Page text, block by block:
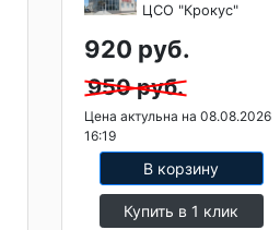
ЦСО "Крокус"
920 руб.
950 руб.
Цена актульна на 08.08.2026
16:19
В корзину
Купить в 1 клик